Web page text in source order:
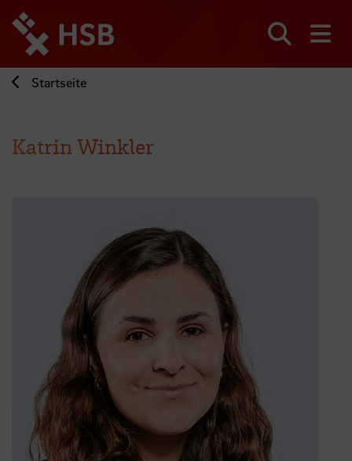
zum
Seiteninhalt
springen
Startseite
Katrin Winkler